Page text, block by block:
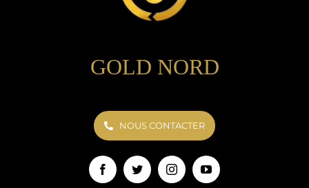
GOLD NORD
NOUS CONTACTER